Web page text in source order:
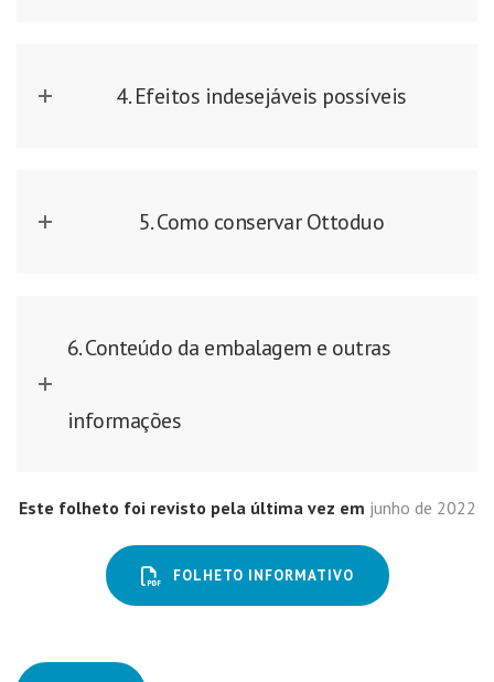
4. Efeitos indesejáveis possíveis
5. Como conservar Ottoduo
6. Conteúdo da embalagem e outras
informações
Este folheto foi revisto pela última vez em junho de 2022
FOLHETO INFORMATIVO